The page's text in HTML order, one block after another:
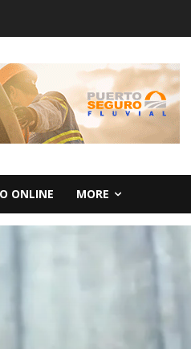
ONLINE MORE